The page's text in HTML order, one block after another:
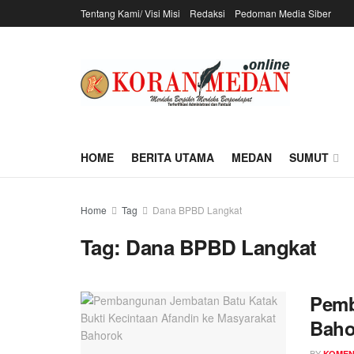
Tentang Kami/ Visi Misi Redaksi Pedoman Media Siber
HOME BERITA UTAMA MEDAN SUMUT
Home Tag Dana BPBD Langkat
Tag: Dana BPBD Langkat